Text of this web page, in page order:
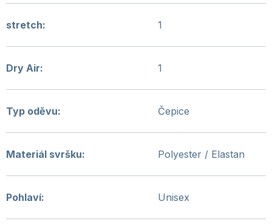
stretch: 1
Dry Air: 1
Typ oděvu: Čepice
Materiál svršku: Polyester / Elastan
Pohlaví: Unisex